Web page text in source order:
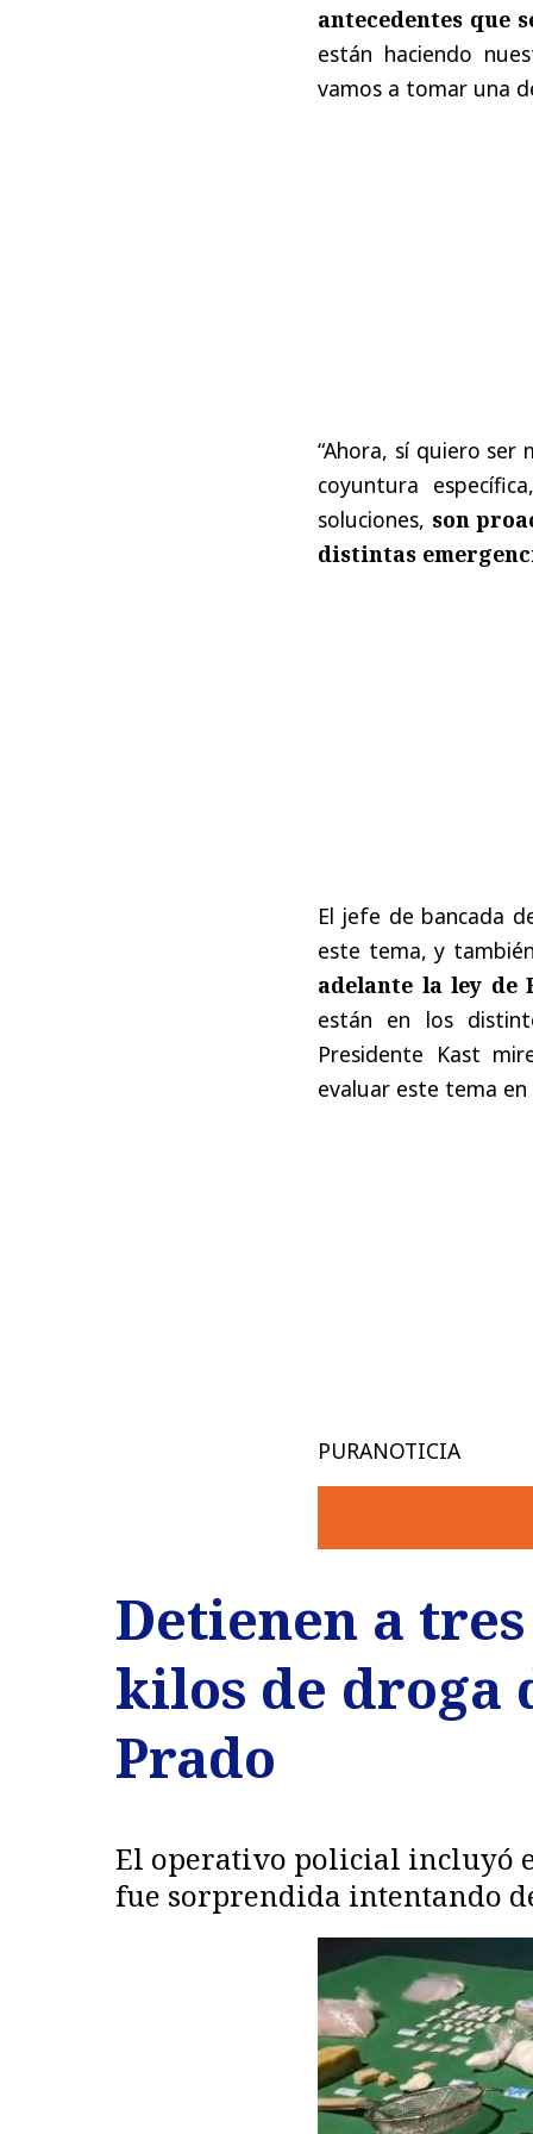
antecedentes que
están haciendo
vamos a tomar una
“Ahora, sí quiero
coyuntura
soluciones, son
distintas
El jefe de bancada
este tema, y
adelante la ley de
están en los
Presidente Kast
evaluar este tema
PURANOTICIA
Detienen a
kilos de droga
Prado
El operativo policial incluyó
fue sorprendida intentando